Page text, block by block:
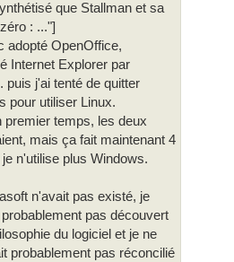
que Stallman et sa
: ..."]
adopté OpenOffice,
Internet Explorer par
puis j'ai tenté de quitter
pour utiliser Linux.
premier temps, les deux
mais ça fait maintenant 4
n'utilise plus Windows.
n'avait pas existé, je
pas découvert
du logiciel et je ne
probablement pas réconcilié